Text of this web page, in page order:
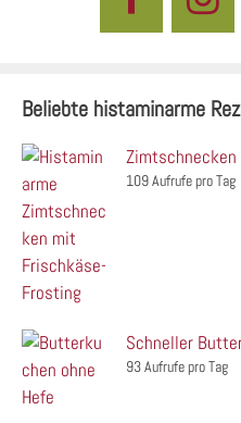
Beliebte histaminarme
109 Aufrufe pro Tag
Schneller
93 Aufrufe pro Tag